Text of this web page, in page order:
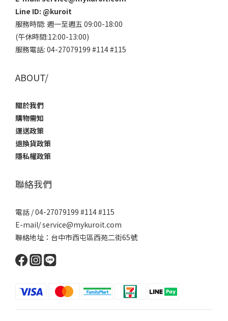
Line ID: @kuroit
服務時間: 週一至週五 09:00-18:00
(午休時間:12:00-13:00)
服務電話: 04-27079199 #114 #115
ABOUT/
關於我們
購物需知
運送政策
退換貨政策
隱私權政策
聯絡我們
電話 / 04-27079199 #114 #115
E-mail/ service@mykuroit.com
聯絡地址：台中市西屯區西苑二街65號